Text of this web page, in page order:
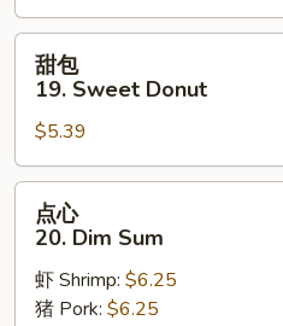
on
Stick
(3)
19.
Sweet
Donut
甜包
19. Sweet Donut
$5.39
20.
Dim
Sum
点心
20. Dim Sum
虾 Shrimp: $6.25
猪 Pork: $6.25